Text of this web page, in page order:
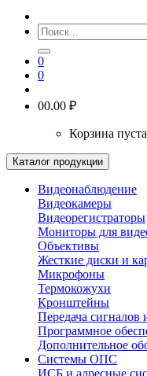
0
0
00.00 ₽
Корзина пуста
Каталог продукции
Видеонаблюдение
Видеокамеры
Видеорегистраторы
Мониторы для
Объективы
Жесткие диски и
Микрофоны
Термокожухи
Кронштейны
Передача сигналов
Программное
Дополнительное
Системы ОПС
ИСБ и адресные